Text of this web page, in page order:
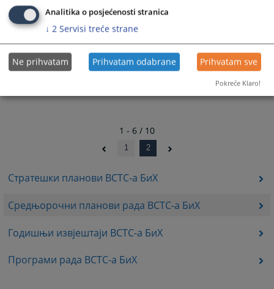
Стратешки планови ВСТС-а БиХ
Средњорочни планови рада ВСТС-а БиХ
Годишњи извјештаји ВСТС-а БиХ
Програми рада ВСТС-а БиХ
1 - 6 / 10
1 2
Analitika o posjećenosti stranica
↓ 2 Servisi treće strane
Ne prihvatam Prihvatam odabrane Prihvatam sve
Pokreće Klaro!